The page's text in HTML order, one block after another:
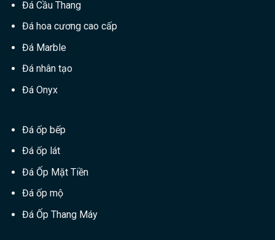
Đá Cầu Thang
Đá hoa cương cao cấp
Đá Marble
Đá nhân tạo
Đá Onyx
Đá ốp bếp
Đá ốp lát
Đá Ốp Mặt Tiền
Đá ốp mộ
Đá Ốp Thang Máy